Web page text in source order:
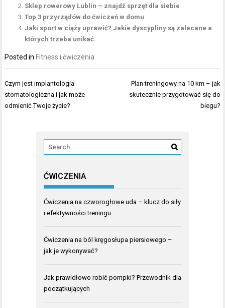
Sklep rowerowy Lublin – znajdź sprzęt dla siebie
Top 3 przyrządów do ćwiczeń w domu
Jaki sport w ciąży uprawić? Jakie dyscypliny są zalecane a
których trzeba unikać.
Posted in Fitness i ćwiczenia
Nawigacja
wpisu
Czym jest implantologia
stomatologiczna i jak może
odmienić Twoje życie?
Plan treningowy na 10 km – jak
skutecznie przygotować się do
biegu?
ĆWICZENIA
Ćwiczenia na czworogłowe uda – klucz do siły
i efektywności treningu
Ćwiczenia na ból kręgosłupa piersiowego –
jak je wykonywać?
Jak prawidłowo robić pompki? Przewodnik dla
początkujących